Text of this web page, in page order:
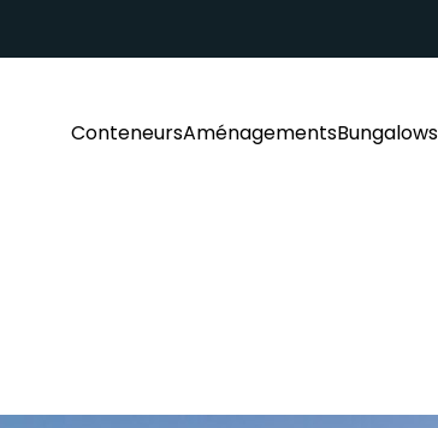
ConteneursAménagementsBungalows